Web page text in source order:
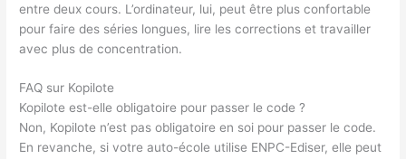
entre deux cours. L’ordinateur, lui, peut être plus confortable
pour faire des séries longues, lire les corrections et travailler
avec plus de concentration.
FAQ sur Kopilote
Kopilote est-elle obligatoire pour passer le code ?
Non, Kopilote n’est pas obligatoire en soi pour passer le code.
En revanche, si votre auto-école utilise ENPC-Ediser, elle peut